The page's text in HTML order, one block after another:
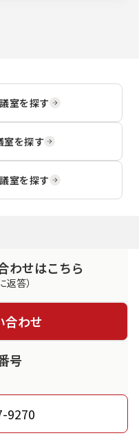
室を探す
室を探す
室を探す
わせはこちら
返答）
合わせ
号
9270